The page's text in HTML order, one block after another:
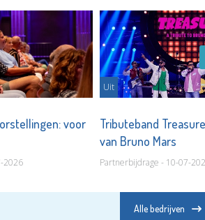
voor
2026
Uit
Tributeband
van Bruno Mars
Partnerbijdrage - 10-07-
Alle bedrijven